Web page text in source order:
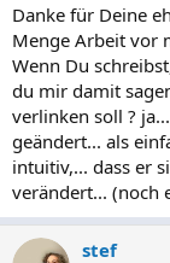
Danke für Deine
Menge Arbeit vor
Wenn Du
du mir damit
verlinken soll ?
geändert... als
intuitiv,... dass er
verändert... (noch
stef